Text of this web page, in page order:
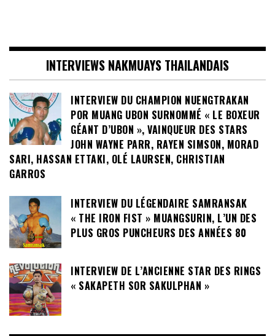
INTERVIEWS NAKMUAYS THAILANDAIS
INTERVIEW DU CHAMPION NUENGTRAKAN
POR MUANG UBON SURNOMMÉ « LE BOXEUR
GÉANT D’UBON », VAINQUEUR DES STARS
JOHN WAYNE PARR, RAYEN SIMSON, MORAD
SARI, HASSAN ETTAKI, OLÉ LAURSEN, CHRISTIAN
GARROS
INTERVIEW DU LÉGENDAIRE SAMRANSAK
« THE IRON FIST » MUANGSURIN, L’UN DES
PLUS GROS PUNCHEURS DES ANNÉES 80
INTERVIEW DE L’ANCIENNE STAR DES RINGS
« SAKAPETH SOR SAKULPHAN »